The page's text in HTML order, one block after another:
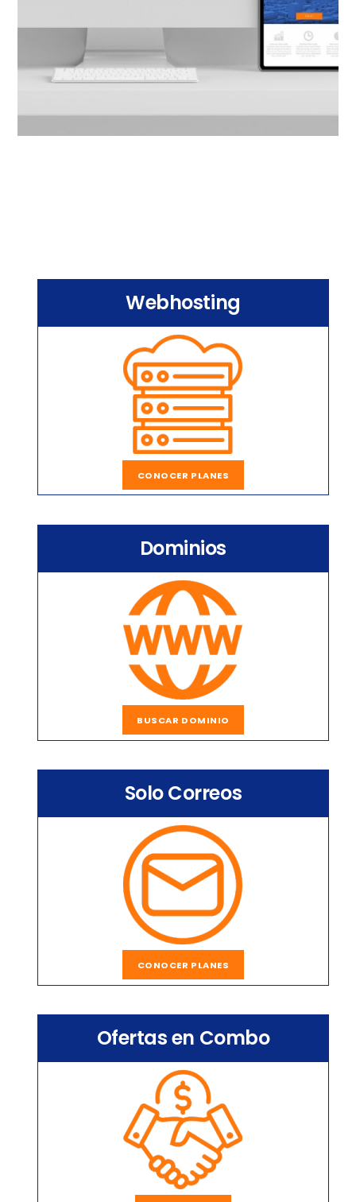
Webhosting
CONOCER PLANES
Dominios
BUSCAR DOMINIO
Solo Correos
CONOCER PLANES
Ofertas en Combo